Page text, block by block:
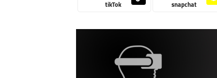
snapchat
tikTok